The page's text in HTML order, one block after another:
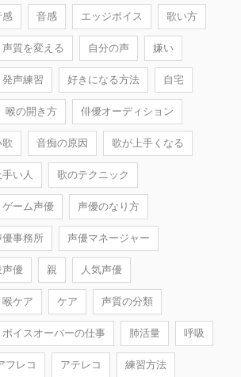
感 音感 エッジボイス 歌い方
声質を変える 自分の声 嫌い
発声練習 好きになる方法 自宅
喉の開き方 俳優オーディション
音痴の原因 歌が上手くなる
い人 歌のテクニック
ゲーム声優 声優のなり方
優事務所 声優マネージャー
声優 親 人気声優
喉ケア ケア 声質の分類
ボイスオーバーの仕事 肺活量 呼吸
フレコ アテレコ 練習方法